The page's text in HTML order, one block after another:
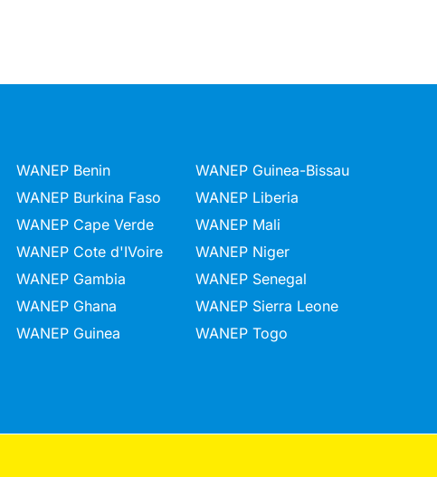
WANEP Benin
WANEP Burkina Faso
WANEP Cape Verde
WANEP Cote d'IVoire
WANEP Gambia
WANEP Ghana
WANEP Guinea
WANEP Guinea-Bissau
WANEP Liberia
WANEP Mali
WANEP Niger
WANEP Senegal
WANEP Sierra Leone
WANEP Togo